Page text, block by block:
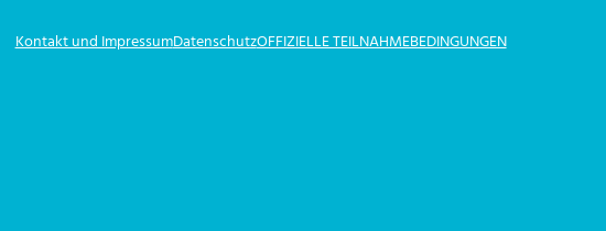
Kontakt und ImpressumDatenschutzOFFIZIELLE TEILNAHMEBEDINGUNGEN